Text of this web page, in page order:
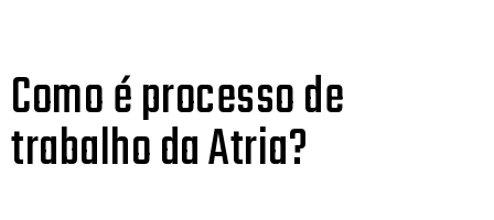
Como é processo de
trabalho da Atria?